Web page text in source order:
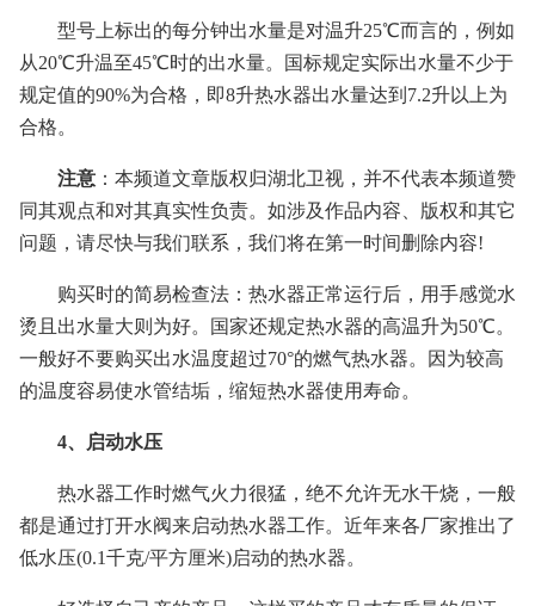
型号上标出的每分钟出水量是对温升25℃而言的，例如
从20℃升温至45℃时的出水量。国标规定实际出水量不少于
规定值的90%为合格，即8升热水器出水量达到7.2升以上为
合格。
注意 ：本频道文章版权归湖北卫视，并不代表本频道赞
同其观点和对其真实性负责。如涉及作品内容、版权和其它
问题，请尽快与我们联系，我们将在第一时间删除内容!
购买时的简易检查法：热水器正常运行后，用手感觉水
烫且出水量大则为好。国家还规定热水器的高温升为50℃。
一般好不要购买出水温度超过70°的燃气热水器。因为较高
的温度容易使水管结垢，缩短热水器使用寿命。
4、启动水压
热水器工作时燃气火力很猛，绝不允许无水干烧，一般
都是通过打开水阀来启动热水器工作。近年来各厂家推出了
低水压(0.1千克/平方厘米)启动的热水器。